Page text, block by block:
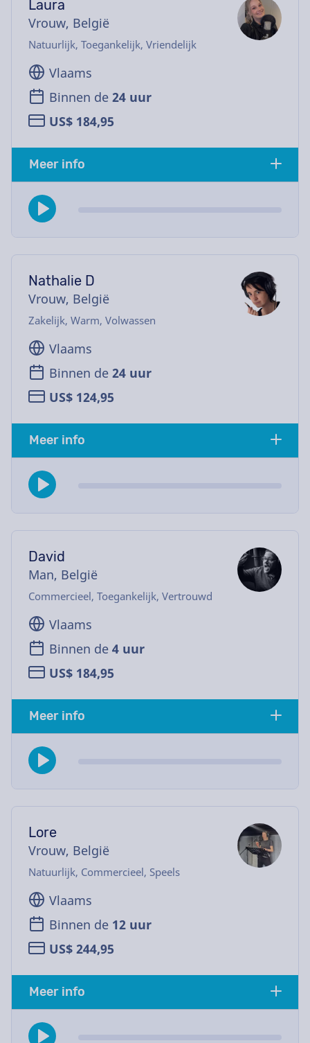
Laura
Vrouw, België
Natuurlijk, Toegankelijk, Vriendelijk
Vlaams
Binnen de 24 uur
US$ 184,95
Meer info
Nathalie D
Vrouw, België
Zakelijk, Warm, Volwassen
Vlaams
Binnen de 24 uur
US$ 124,95
Meer info
David
Man, België
Commercieel, Toegankelijk, Vertrouwd
Vlaams
Binnen de 4 uur
US$ 184,95
Meer info
Lore
Vrouw, België
Natuurlijk, Commercieel, Speels
Vlaams
Binnen de 12 uur
US$ 244,95
Meer info